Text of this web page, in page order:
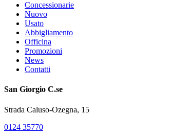
Concessionarie
Nuovo
Usato
Abbigliamento
Officina
Promozioni
News
Contatti
San Giorgio C.se
Strada Caluso-Ozegna, 15
0124 35770